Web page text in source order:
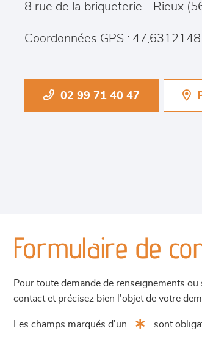
8 rue de la briqueterie - Rieux (
Coordonnées GPS :
02 99 71 40 47
Formulaire de
Pour toute demande de renseignements
contact et précisez bien l'objet de votre
Les champs marqués d'un sont